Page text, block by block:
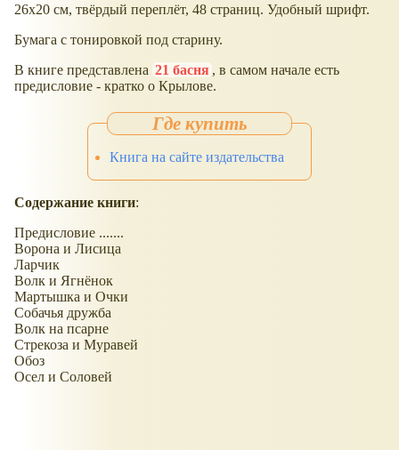
26х20 см, твёрдый переплёт, 48 страниц. Удобный шрифт.
Бумага с тонировкой под старину.
В книге представлена 21 басня , в самом начале есть
предисловие - кратко о Крылове.
Книга на сайте издательства
Содержание книги:
Предисловие .......
Ворона и Лисица
Ларчик
Волк и Ягнёнок
Мартышка и Очки
Собачья дружба
Волк на псарне
Стрекоза и Муравей
Обоз
Осел и Соловей